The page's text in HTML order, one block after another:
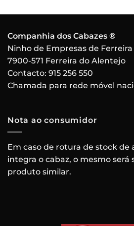
Companhia dos Cabazes ®
Ninho de Empresas de
7900-571 Ferreira do Alentejo
Contacto: 915 256 550
Chamada para rede móvel
Nota ao consumidor
Em caso de rotura de stock
integra o cabaz, o mesmo
produto similar.